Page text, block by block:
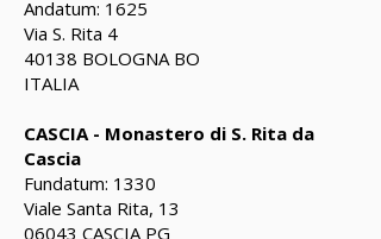
Andatum: 1625
Via S. Rita 4
40138 BOLOGNA BO
ITALIA
CASCIA - Monastero di S. Rita da
Cascia
Fundatum: 1330
Viale Santa Rita, 13
06043 CASCIA PG